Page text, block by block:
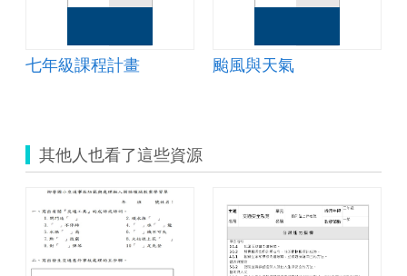
七年級課程計畫 颱風與天氣
其他人也看了這些資源